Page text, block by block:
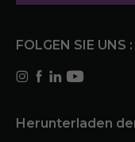
FOLGEN SIE UNS :
Herunterladen